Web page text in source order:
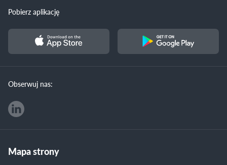
Pobierz aplikację
Obserwuj nas:
Mapa strony